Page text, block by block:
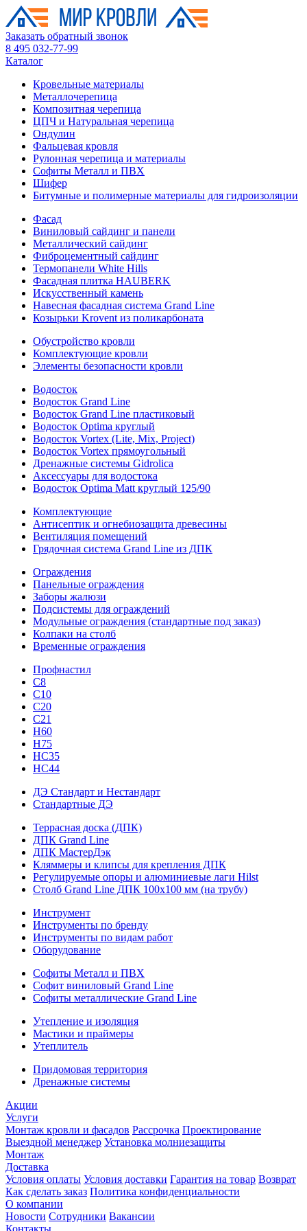
Заказать обратный звонок
8 495 032-77-99
Каталог
Кровельные материалы
Металлочерепица
Композитная черепица
ЦПЧ и Натуральная черепица
Ондулин
Фальцевая кровля
Рулонная черепица и материалы
Софиты Металл и ПВХ
Шифер
Битумные и полимерные материалы для гидроизоляции
Фасад
Виниловый сайдинг и панели
Металлический сайдинг
Фиброцементный сайдинг
Термопанели White Hills
Фасадная плитка HAUBERK
Искусственный камень
Навесная фасадная система Grand Line
Козырьки Krovent из поликарбоната
Обустройство кровли
Комплектующие кровли
Элементы безопасности кровли
Водосток
Водосток Grand Line
Водосток Grand Line пластиковый
Водосток Optima круглый
Водосток Vortex (Lite, Mix, Project)
Водосток Vortex прямоугольный
Дренажные системы Gidrolica
Аксессуары для водостока
Водосток Optima Matt круглый 125/90
Комплектующие
Антисептик и огнебиозащита древесины
Вентиляция помещений
Грядочная система Grand Line из ДПК
Ограждения
Панельные ограждения
Заборы жалюзи
Подсистемы для ограждений
Модульные ограждения (стандартные под заказ)
Колпаки на столб
Временные ограждения
Профнастил
С8
С10
С20
С21
H60
H75
HС35
НС44
ДЭ Стандарт и Нестандарт
Стандартные ДЭ
Террасная доска (ДПК)
ДПК Grand Line
ДПК МастерДэк
Кляммеры и клипсы для крепления ДПК
Регулируемые опоры и алюминиевые лаги Hilst
Столб Grand Line ДПК 100х100 мм (на трубу)
Инструмент
Инструменты по бренду
Инструменты по видам работ
Оборудование
Софиты Металл и ПВХ
Софит виниловый Grand Line
Софиты металлические Grand Line
Утепление и изоляция
Мастики и праймеры
Утеплитель
Придомовая территория
Дренажные системы
Акции
Услуги
Монтаж кровли и фасадов Рассрочка Проектирование
Выездной менеджер Установка молниезащиты
Монтаж
Доставка
Условия оплаты Условия доставки Гарантия на товар Возврат
Как сделать заказ Политика конфиденциальности
О компании
Новости Сотрудники Вакансии
Контакты